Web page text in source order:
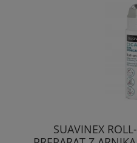
SUAVINEX